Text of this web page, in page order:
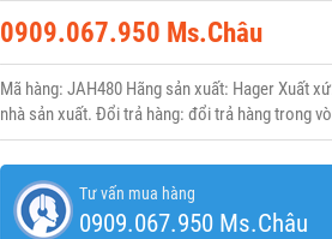
0909.067.950 Ms.Châu
Mã hàng: JAH480 Hãng sản xuất: Hager Xuất
nhà sản xuất. Đổi trả hàng: đổi trả hàng trong
Tư vấn mua hàng
0909.067.950 Ms.Châu